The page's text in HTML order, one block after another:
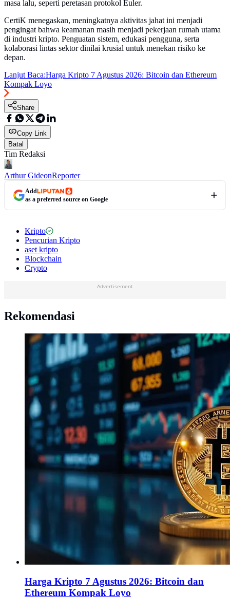
masa lalu, seperti peretasan protokol Euler.
CertiK menegaskan, meningkatnya aktivitas jahat ini menjadi
pengingat bahwa keamanan masih menjadi pekerjaan rumah utama
di industri kripto. Penguatan sistem, edukasi pengguna, serta
kolaborasi lintas sektor dinilai krusial untuk menekan risiko ke
depan.
Lanjut Baca:Harga Kripto 7 Agustus 2026: Bitcoin dan Ethereum
Kompak Loyo
Share
Copy Link
Batal
Tim Redaksi
Arthur GideonReporter
Add
as a preferred source on Google
Kripto
Pencurian Kripto
aset kripto
Blockchain
Crypto
Advertisement
Rekomendasi
Harga Kripto 7 Agustus 2026: Bitcoin dan
Ethereum Kompak Loyo